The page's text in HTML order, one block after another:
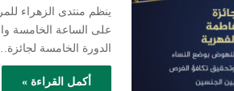
على الساعة الخامسة
الدورة الخامسة
أكمل القراءة »